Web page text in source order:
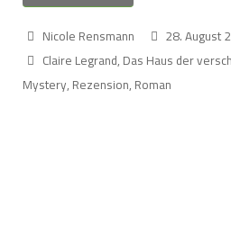
Nicole Rensmann 28. August
Claire Legrand, Das Haus der
Mystery, Rezension, Roman